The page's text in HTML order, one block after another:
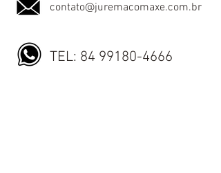
contato@juremacomaxe.com.br
TEL: 84 99180-4666